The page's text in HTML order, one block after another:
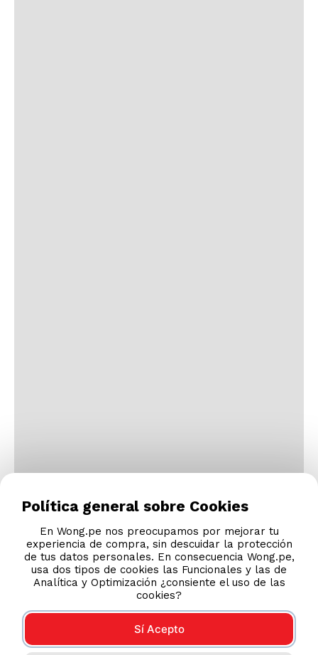
Política general sobre Cookies
En Wong.pe nos preocupamos por mejorar tu
experiencia de compra, sin descuidar la protección
de tus datos personales. En consecuencia Wong.pe,
usa dos tipos de cookies las Funcionales y las de
Analítica y Optimización ¿consiente el uso de las
cookies?
Sí Acepto